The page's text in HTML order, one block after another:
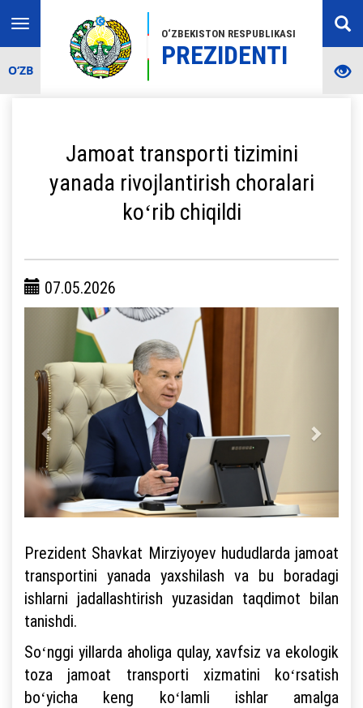
O‘ZBEKISTON RESPUBLIKASI
PREZIDENTI
Toggle
navigation
O‘ZB
Jamoat transporti tizimini
yanada rivojlantirish choralari
koʻrib chiqildi
07.05.2026
Prezident Shavkat Mirziyoyev hududlarda jamoat
transportini yanada yaxshilash va bu boradagi
ishlarni jadallashtirish yuzasidan taqdimot bilan
tanishdi.
Soʻnggi yillarda aholiga qulay, xavfsiz va ekologik
toza jamoat transporti xizmatini koʻrsatish
boʻyicha keng koʻlamli ishlar amalga